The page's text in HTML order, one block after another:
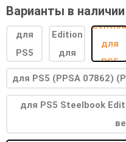
Варианты в наличии
для PS5 (PPSA 07862)
для PS5 Steelbook